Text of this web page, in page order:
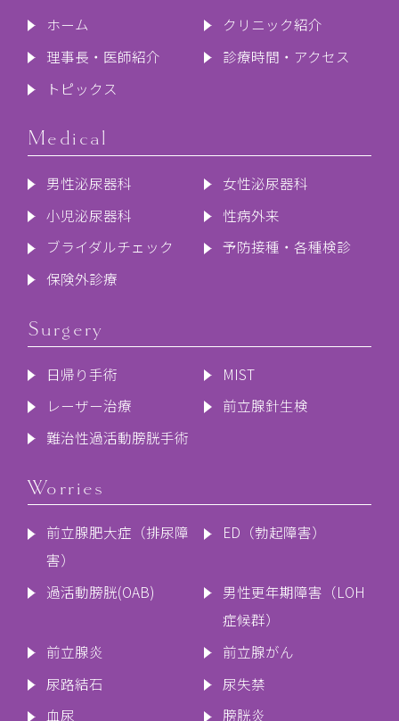
ホーム
クリニック紹介
理事長・医師紹介
診療時間・アクセス
トピックス
Medical
男性泌尿器科
女性泌尿器科
小児泌尿器科
性病外来
ブライダルチェック
予防接種・各種検診
保険外診療
Surgery
日帰り手術
MIST
レーザー治療
前立腺針生検
難治性過活動膀胱手術
Worries
前立腺肥大症（排尿障
害）
ED（勃起障害）
過活動膀胱(OAB)
男性更年期障害（LOH
症候群）
前立腺炎
前立腺がん
尿路結石
尿失禁
血尿
膀胱炎